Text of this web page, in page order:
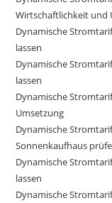
Wirtschaftlichkeit und
Dynamische
lassen
Dynamische
lassen
Dynamische
Umsetzung
Dynamische
Sonnenkaufhaus
Dynamische
lassen
Dynamische